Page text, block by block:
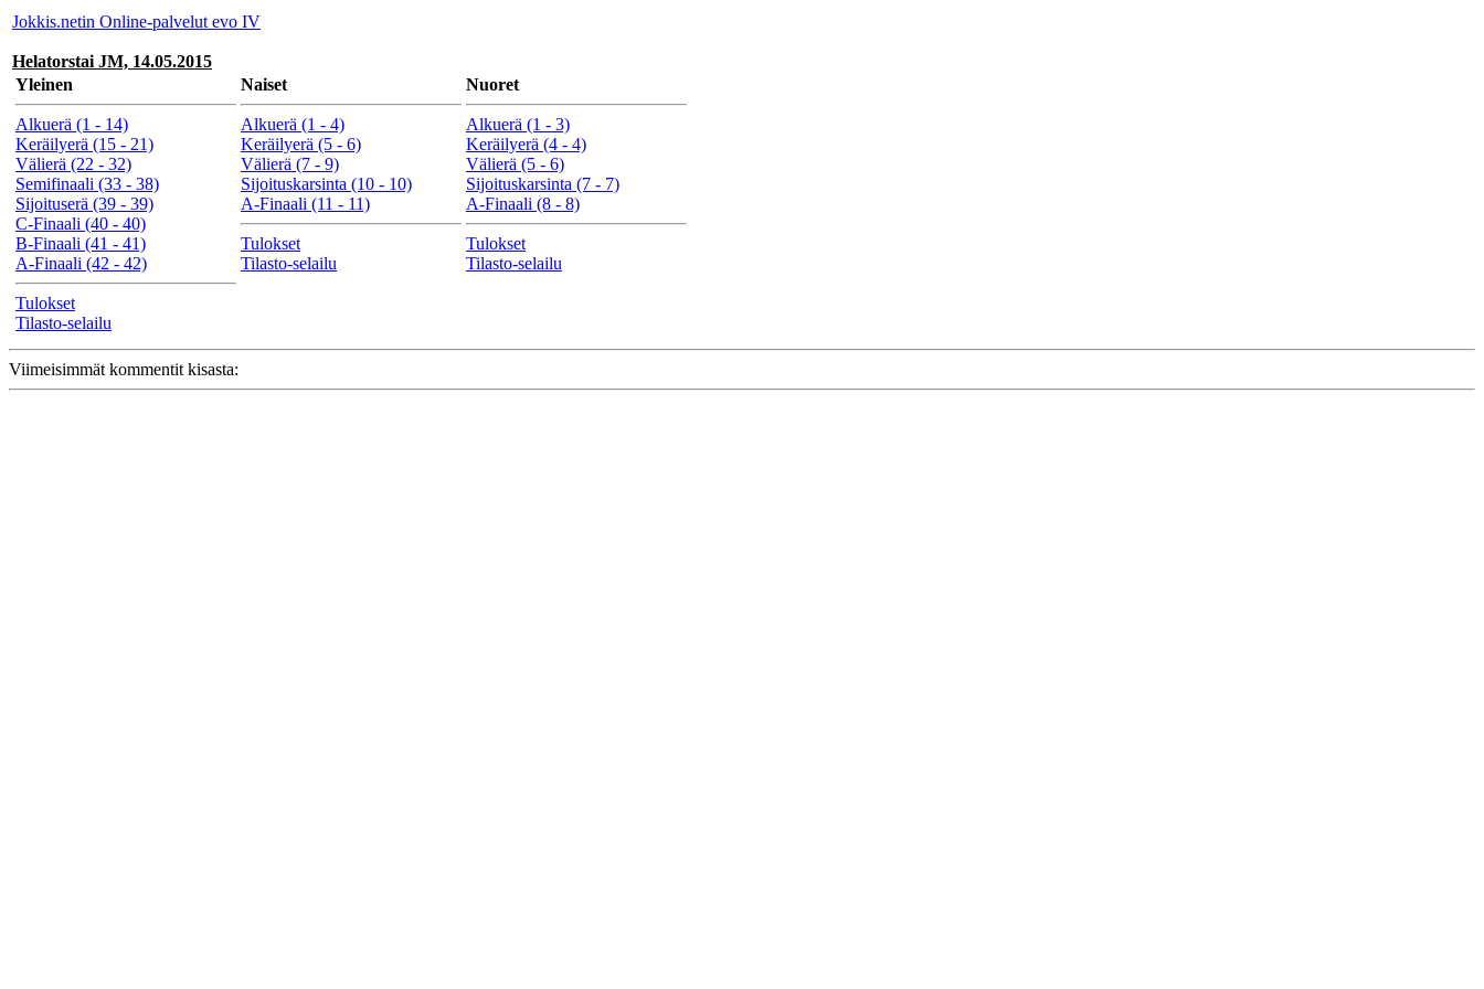
Jokkis.netin Online-palvelut evo IV
Helatorstai JM, 14.05.2015
Yleinen
Alkuerä (1 - 14)
Keräilyerä (15 - 21)
Välierä (22 - 32)
Semifinaali (33 - 38)
Sijoituserä (39 - 39)
C-Finaali (40 - 40)
B-Finaali (41 - 41)
A-Finaali (42 - 42)
Tulokset
Tilasto-selailu
Naiset
Alkuerä (1 - 4)
Keräilyerä (5 - 6)
Välierä (7 - 9)
Sijoituskarsinta (10 - 10)
A-Finaali (11 - 11)
Tulokset
Tilasto-selailu
Nuoret
Alkuerä (1 - 3)
Keräilyerä (4 - 4)
Välierä (5 - 6)
Sijoituskarsinta (7 - 7)
A-Finaali (8 - 8)
Tulokset
Tilasto-selailu
Viimeisimmät kommentit kisasta: